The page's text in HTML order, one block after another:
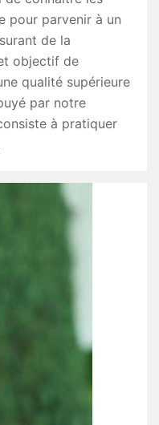
pour parvenir à un
de la
objectif de
qualité supérieure
par notre
à pratiquer